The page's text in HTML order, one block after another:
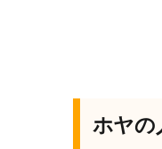
ホヤの